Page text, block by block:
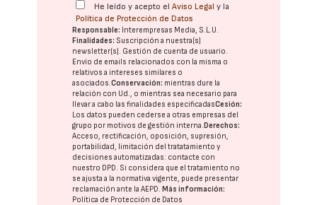
He leído y acepto elAviso Legal y la
Política de Protección de Datos
Responsable: Interempresas Media, S.L.U.
Finalidades: Suscripción a nuestra(s)
newsletter(s). Gestión de cuenta de usuario.
Envío de emails relacionados con la misma o
relativos a intereses similares o
asociados.Conservación: mientras dure la
relación con Ud., o mientras sea necesario para
llevar a cabo las finalidades especificadasCesión:
Los datos pueden cederse a otras empresas del
grupo por motivos de gestión interna.Derechos:
Acceso, rectificación, oposición, supresión,
portabilidad, limitación del tratatamiento y
decisiones automatizadas: contacte con
nuestro DPD. Si considera que el tratamiento no
se ajusta a la normativa vigente, puede presentar
reclamación ante laAEPD.Más información:
Política de Protección de Datos